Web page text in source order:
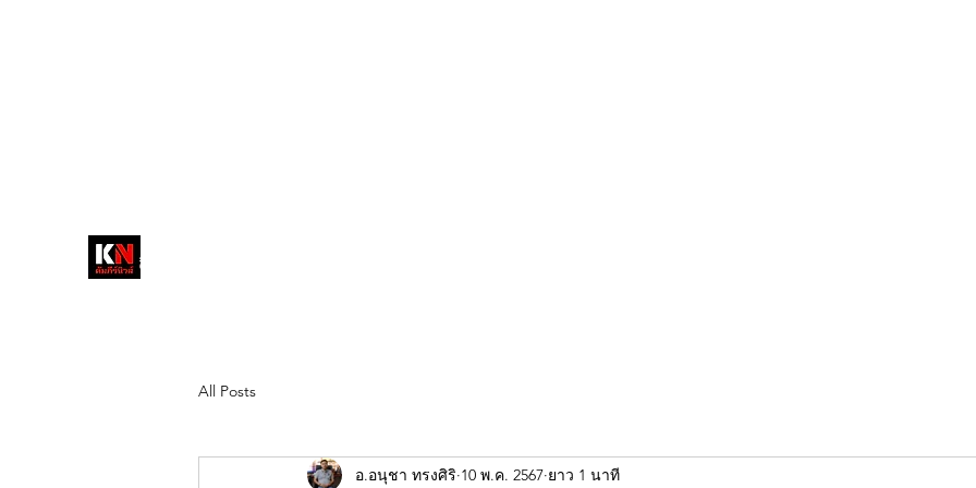
วส์
สื่อลึกวงการสงฆ์ เจาะตรงพระเครื่อง
All Posts
อ.อนุชา ทรงศิริ 10 พ.ค. 2567 ยาว 1 นาที